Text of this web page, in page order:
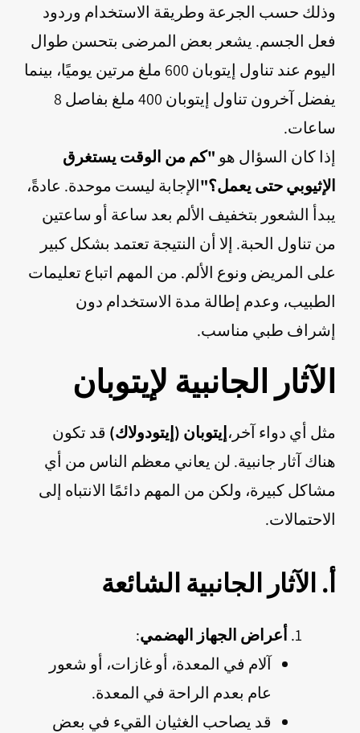
وذلك حسب الجرعة وطريقة الاستخدام وردود
فعل الجسم. يشعر بعض المرضى بتحسن طوال
اليوم عند تناول إيتوبان 600 ملغ مرتين يوميًا، بينما
يفضل آخرون تناول إيتوبان 400 ملغ بفاصل 8
ساعات.
إذا كان السؤال هو "كم من الوقت يستغرق
الإثيوبي حتى يعمل؟"الإجابة ليست موحدة. عادةً،
يبدأ الشعور بتخفيف الألم بعد ساعة أو ساعتين
من تناول الحبة. إلا أن النتيجة تعتمد بشكل كبير
على المريض ونوع الألم. من المهم اتباع تعليمات
الطبيب، وعدم إطالة مدة الاستخدام دون
إشراف طبي مناسب.
الآثار الجانبية لإيتوبان
مثل أي دواء آخر،إيتوبان (إيتودولاك) قد تكون
هناك آثار جانبية. لن يعاني معظم الناس من أي
مشاكل كبيرة، ولكن من المهم دائمًا الانتباه إلى
الاحتمالات.
أ. الآثار الجانبية الشائعة
أعراض الجهاز الهضمي:
آلام في المعدة، أو غازات، أو شعور
عام بعدم الراحة في المعدة.
قد يصاحب الغثيان القيء في بعض